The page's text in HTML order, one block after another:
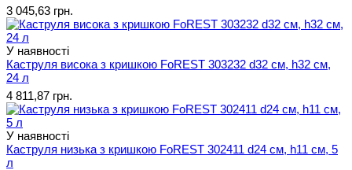
3 045,63 грн.
У наявності
Каструля висока з кришкою FoREST 303232 d32 см, h32 см,
24 л
4 811,87 грн.
У наявності
Каструля низька з кришкою FoREST 302411 d24 см, h11 см, 5
л